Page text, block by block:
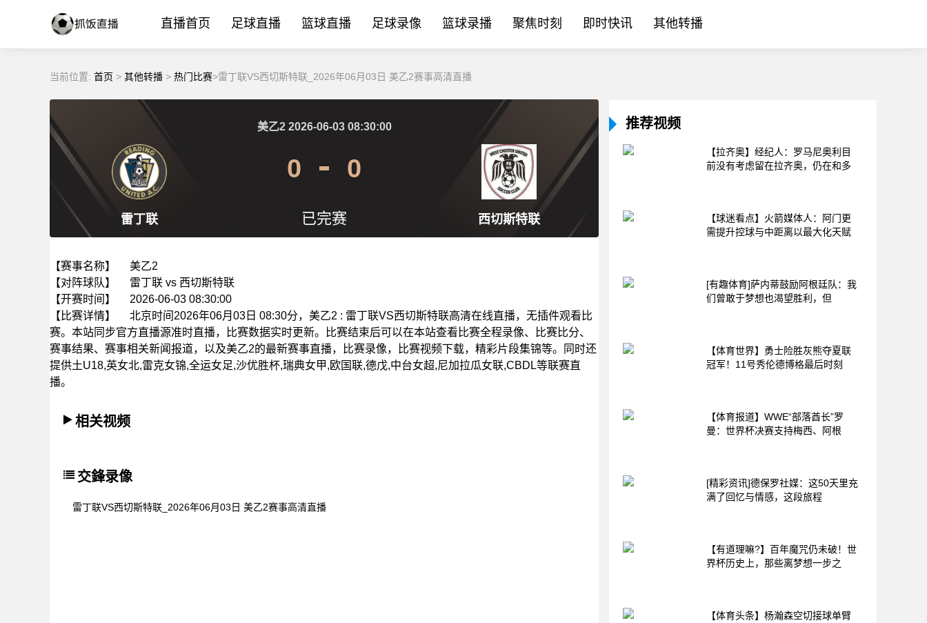
直播首页 足球直播 篮球直播 足球录像 篮球录播 聚焦时刻 即时快讯 其他转播
当前位置: 首页 > 其他转播 > 热门比赛>雷丁联VS西切斯特联_2026年06月03日 美乙2赛事高清直播
雷丁联 西切斯特联
美乙2 2026-06-03 08:30:00
0 0
已完赛
【赛事名称】
美乙2
【对阵球队】
雷丁联 vs 西切斯特联
【开赛时间】
2026-06-03 08:30:00
【比赛详情】
北京时间2026年06月03日 08:30分，美乙2 : 雷丁联VS西切斯特联高清在线直播，无插件观看比
赛。本站同步官方直播源准时直播，比赛数据实时更新。比赛结束后可以在本站查看比赛全程录像、比赛比分、
赛事结果、赛事相关新闻报道，以及美乙2的最新赛事直播，比赛录像，比赛视频下载，精彩片段集锦等。同时还
提供土U18,英女北,雷克女锦,全运女足,沙优胜杯,瑞典女甲,欧国联,德戊,中台女超,尼加拉瓜女联,CBDL等联赛直
播。
相关视频
交鋒录像
雷丁联VS西切斯特联_2026年06月03日 美乙2赛事高清直播
推荐视频
【拉齐奥】经纪人：罗马尼奥利目
前没有考虑留在拉齐奥，仍在和多
【球迷看点】火箭媒体人：阿门更
需提升控球与中距离以最大化天赋
[有趣体育]萨内蒂鼓励阿根廷队：我
们曾敢于梦想也渴望胜利，但
【体育世界】勇士险胜灰熊夺夏联
冠军！11号秀伦德博格最后时刻
【体育报道】WWE“部落酋长”罗
曼：世界杯决赛支持梅西、阿根
[精彩资讯]德保罗社媒：这50天里充
满了回忆与情感，这段旅程
【有道理嘛?】百年魔咒仍未破！世
界杯历史上，那些离梦想一步之
【体育头条】杨瀚森空切接球单臂